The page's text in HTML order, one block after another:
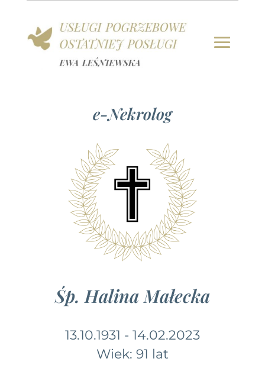
e-Nekrolog
Śp. Halina Małecka
13.10.1931 - 14.02.2023
Wiek: 91 lat